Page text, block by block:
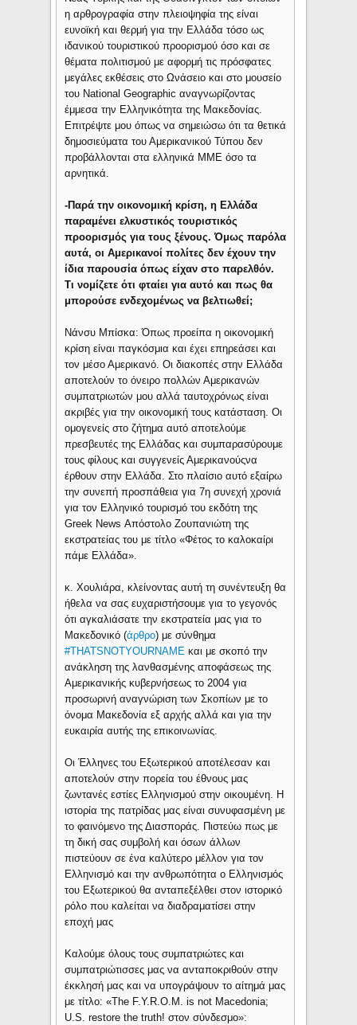
η αρθρογραφία στην πλειοψηφία της είναι
ευνοϊκή και θερμή για την Ελλάδα τόσο ως
ιδανικού τουριστικού προορισμού όσο και σε
θέματα πολιτισμού με αφορμή τις πρόσφατες
μεγάλες εκθέσεις στο Ωνάσειο και στο μουσείο
του National Geographic αναγνωρίζοντας
έμμεσα την Ελληνικότητα της Μακεδονίας.
Επιτρέψτε μου όπως να σημειώσω ότι τα θετικά
δημοσιεύματα του Αμερικανικού Τύπου δεν
προβάλλονται στα ελληνικά ΜΜΕ όσο τα
αρνητικά.
-Παρά την οικονομική κρίση, η Ελλάδα
παραμένει ελκυστικός τουριστικός
προορισμός για τους ξένους. Όμως παρόλα
αυτά, οι Αμερικανοί πολίτες δεν έχουν την
ίδια παρουσία όπως είχαν στο παρελθόν.
Τι νομίζετε ότι φταίει για αυτό και πως θα
μπορούσε ενδεχομένως να βελτιωθεί;
Νάνσυ Μπίσκα: Όπως προείπα η οικονομική
κρίση είναι παγκόσμια και έχει επηρεάσει και
τον μέσο Αμερικανό. Οι διακοπές στην Ελλάδα
αποτελούν το όνειρο πολλών Αμερικανών
συμπατριωτών μου αλλά ταυτοχρόνως είναι
ακριβές για την οικονομική τους κατάσταση. Οι
ομογενείς στο ζήτημα αυτό αποτελούμε
πρεσβευτές της Ελλάδας και συμπαρασύρουμε
τους φίλους και συγγενείς Αμερικανούςνα
έρθουν στην Ελλάδα. Στο πλαίσιο αυτό εξαίρω
την συνεπή προσπάθεια για 7η συνεχή χρονιά
για τον Ελληνικό τουρισμό του εκδότη της
Greek News Απόστολο Ζουπανιώτη της
εκστρατείας του με τίτλο «Φέτος το καλοκαίρι
πάμε Ελλάδα».
κ. Χουλιάρα, κλείνοντας αυτή τη συνέντευξη θα
ήθελα να σας ευχαριστήσουμε για το γεγονός
ότι αγκαλιάσατε την εκστρατεία μας για το
Μακεδονικό (άρθρο) με σύνθημα
#THATSNOTYOURNAME και με σκοπό την
ανάκληση της λανθασμένης αποφάσεως της
Αμερικανικής κυβερνήσεως το 2004 για
προσωρινή αναγνώριση των Σκοπίων με το
όνομα Μακεδονία εξ αρχής αλλά και για την
ευκαιρία αυτής της επικοινωνίας.
Οι Έλληνες του Εξωτερικού αποτέλεσαν και
αποτελούν στην πορεία του έθνους μας
ζωντανές εστίες Ελληνισμού στην οικουμένη. Η
ιστορία της πατρίδας μας είναι συνυφασμένη με
το φαινόμενο της Διασποράς. Πιστεύω πως με
τη δική σας συμβολή και όσων άλλων
πιστεύουν σε ένα καλύτερο μέλλον για τον
Ελληνισμό και την ανθρωπότητα ο Ελληνισμός
του Εξωτερικού θα ανταπεξέλθει στον ιστορικό
ρόλο που καλείται να διαδραματίσει στην
εποχή μας
Καλούμε όλους τους συμπατριώτες και
συμπατριώτισσες μας να ανταποκριθούν στην
έκκλησή μας και να υπογράψουν το αίτημά μας
με τίτλο: «The F.Y.R.O.M. is not Macedonia;
U.S. restore the truth! στον σύνδεσμο»: